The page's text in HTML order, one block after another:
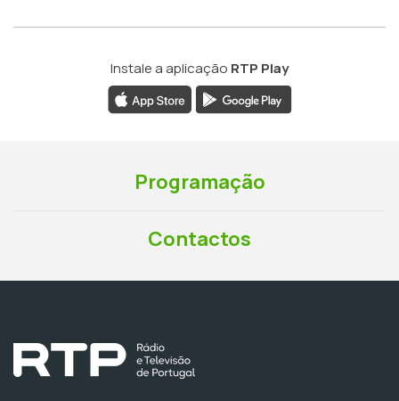
Instale a aplicação RTP Play
Programação
Contactos